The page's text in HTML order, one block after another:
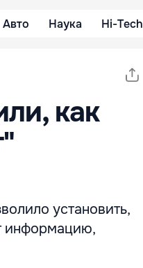
Авто Наука Hi-Tech
как
установить,
информацию,